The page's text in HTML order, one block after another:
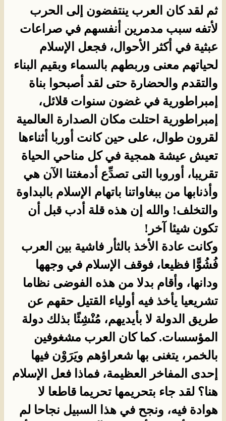
ثم لقد كان العرب ينتفضون إلى الحرب
لأتفه سبب مدمرين أنفسهم في صراعات
عبثية في أكثر الأحوال، فجعل الإسلام
لحياتهم معنى وربطهم بالسماء وبقيم البناء
والتقدم والحضارة حتى لقد أصبحوا بناة
إمبراطورية في غضون سنوات قلائل،
إمبراطورية احتلت مكان الصدارة العالمية
لقرون طوال، على حين كانت أوربا أثناءها
تعيش عيشة همجية في كل مناحي الحياة
تقريبا، أوروبا التى تصدِّع أدمغتنا الآن هي
وأذنابها من ببغاواتنا باتهام الإسلام بالبداوة
والتخلف! والله إن هذه قلة أدب قبل أن
تكون شيئا آخر!
وكانت عادة الأخذ بالثأر فاشية بين العرب
فُشُوًّا فظيعا، فوقف الإسلام في وجهها
ودانها، وأقام بدلا من هذه الفوضى نظاما
تشريعيا يأخذ فيه أولياء القتيل حقهم عن
طريق الدولة لا بأيديهم، مُنْشِئًا بذلك دولة
المؤسسات. كما كان العرب مشغوفين
بالخمر، يتغنى بها شعراؤهم ويَرَوْن فيها
إحدى المفاخر العظيمة، فماذا فعل الإسلام
هنا؟ لقد جاء بتحريمها تحريما قاطعا لا
هوادة فيه، ونجح في هذا السبيل نجاحا لم